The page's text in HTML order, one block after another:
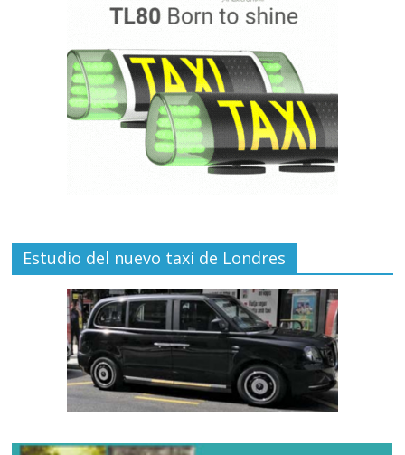
Estudio del nuevo taxi de Londres